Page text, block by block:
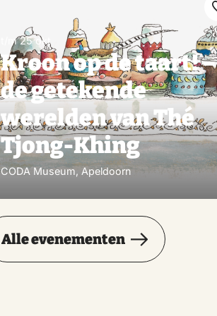
t/m 25 okt
Kroon op de taart! –
de getekende
werelden van Thé
Tjong-Khing
CODA Museum, Apeldoorn
Alle evenementen